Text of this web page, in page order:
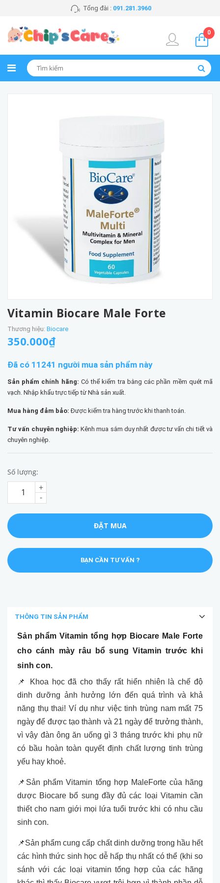
Tổng đài : 091.281.3960
0
Vitamin Biocare Male Forte
Thương hiệu: Biocare
350.000₫
Đã có 11241 người mua sản phẩm này
Sản phẩm chính hãng: Có thể kiểm tra bằng các phần mềm quét mã
vạch. Nhập khẩu trực tiếp từ Nhà sản xuất.
Mua hàng đảm bảo: Được kiểm tra hàng trước khi thanh toán.
Tư vấn chuyên nghiệp: Kênh mua sắm duy nhất được tư vấn chi tiết và
chuyên nghiệp.
Số lượng:
-
+
ĐẶT MUA
BẠN CẦN TƯ VẤN ?
THÔNG TIN SẢN PHẨM
Sản phẩm Vitamin tổng hợp Biocare Male Forte
cho cánh mày râu bổ sung Vitamin trước khi
sinh con.
📌 Khoa học đã cho thấy rất hiển nhiên là chế độ
dinh dưỡng ảnh hưởng lớn đến quá trình và khả
năng thụ thai! Ví dụ như việc tinh trùng nam mất 75
ngày để được tạo thành và 21 ngày để trưởng thành,
vì vậy đàn ông ăn uống gì 3 tháng trước khi phụ nữ
có bầu hoàn toàn quyết định chất lượng tinh trùng
yếu hay khoẻ.
📌Sản phẩm Vitamin tổng hợp MaleForte của hãng
dược Biocare bổ sung đầy đủ các loại Vitamin cần
thiết cho nam giới mọi lứa tuổi trước khi có nhu cầu
sinh con.
📌Sản phẩm cung cấp chất dinh dưỡng trong hầu hết
các hình thức sinh học dễ hấp thụ nhất có thể (khi so
sánh với các loại vitamin tổng hợp của các hãng